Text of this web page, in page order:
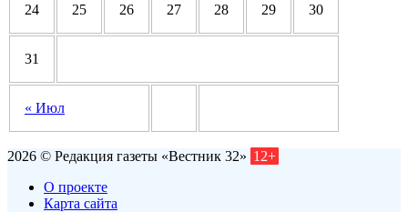
« Июл
24 25 26 27 28 29 30
31
2026 © Редакция газеты «Вестник 32» 12+
О проекте
Карта сайта